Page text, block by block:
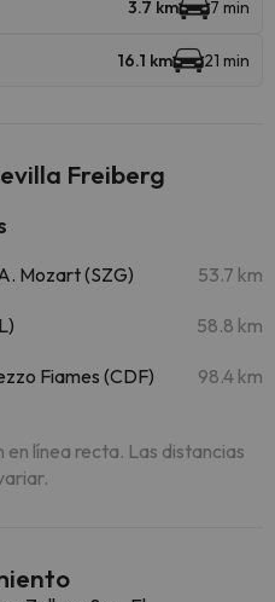
3.7 km 7 min
16.1 km 21 min
Freiberg
Mozart (SZG) 53.7 km
58.8 km
Fiames (CDF) 98.4 km
en línea recta. Las distancias